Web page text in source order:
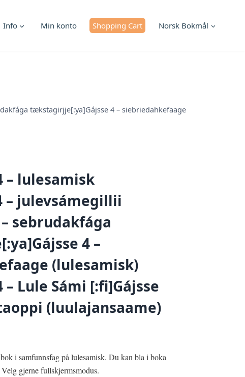
Info Min konto Shopping Cart Norsk Bokmål
tækstagirjje[:ya]Gájsse 4 – siebriedahkefaage
– lulesamisk
– julevsámegillii
sebrudakfága
4 –
(lulesamisk)
– Lule Sámi [:fi]Gájsse
(luulajansaame)
i samfunnsfag på lulesamisk. Du kan bla i boka
gjerne fullskjermsmodus.